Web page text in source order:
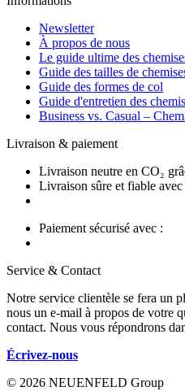
Newsletter
À propos de nous
Le guide ultime des
Guide des tailles de
Guide des formes de col
Guide d'entretien des
Business vs. Casual –
Livraison & paiement
Livraison neutre en CO₂
Livraison sûre et fiable
Paiement sécurisé avec :
Service & Contact
Notre service clientèle se fera un
nous un e-mail à propos de votre
contact. Nous vous répondrons
Écrivez-nous
© 2026 NEUENFELD Group